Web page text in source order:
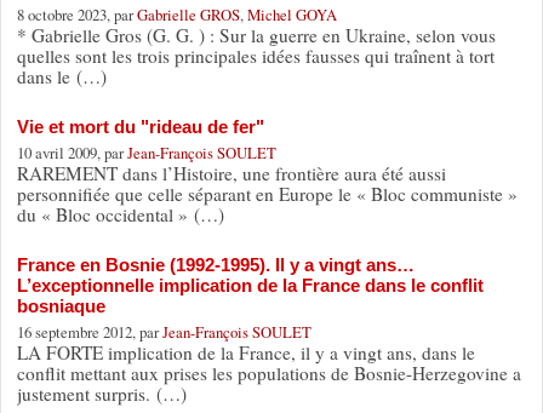
8 octobre 2023, parGabrielle GROS, Michel GOYA
* Gabrielle Gros (G. G. ) : Sur la guerre en Ukraine, selon vous
quelles sont les trois principales idées fausses qui traînent à tort
dans le (…)
Vie et mort du "rideau de fer"
10 avril 2009, parJean-François SOULET
RAREMENT dans l’Histoire, une frontière aura été aussi
personnifiée que celle séparant en Europe le « Bloc communiste »
du « Bloc occidental » (…)
France en Bosnie (1992-1995). Il y a vingt ans…
L’exceptionnelle implication de la France dans le conflit
bosniaque
16 septembre 2012, parJean-François SOULET
LA FORTE implication de la France, il y a vingt ans, dans le
conflit mettant aux prises les populations de Bosnie-Herzegovine a
justement surpris. (…)